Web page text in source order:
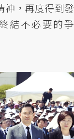
神，再度得到發
結不必要的爭